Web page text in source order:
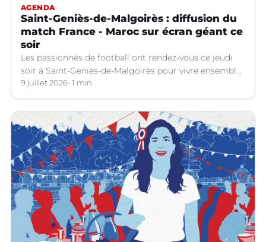
AGENDA
Saint-Geniès-de-Malgoirès : diffusion du
match France - Maroc sur écran géant ce
soir
Les passionnés de football ont rendez-vous ce jeudi
soir à Saint-Geniès-de-Malgoirès pour vivre ensemble
l'un des temps forts de la Coupe du Monde 2026.
9 juillet 2026 1 min